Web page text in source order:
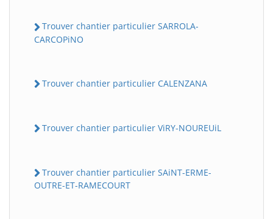
Trouver chantier particulier SARROLA-
CARCOPiNO
Trouver chantier particulier CALENZANA
Trouver chantier particulier ViRY-NOUREUiL
Trouver chantier particulier SAiNT-ERME-
OUTRE-ET-RAMECOURT